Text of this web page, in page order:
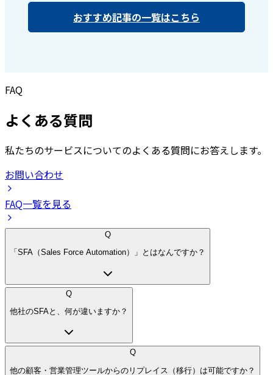
おすすめ記事の一覧はこちら
FAQ
よくある質問
私たちのサービスについてのよくある質問にお答えします。
お問い合わせ
FAQ一覧を見る
Q
「SFA（Sales Force Automation）」とはなんですか？
Q
他社のSFAと、何が違いますか？
Q
他の顧客・営業管理ツールからのリプレイス（移行）は可能ですか？